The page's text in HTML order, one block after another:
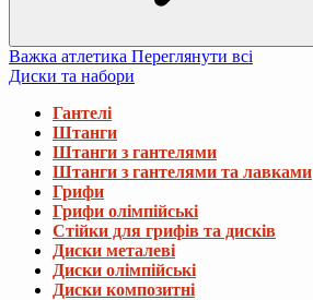
Важка атлетика Переглянути всі
Диски та набори
Гантелі
Штанги
Штанги з гантелями
Штанги з гантелями та лавками
Грифи
Грифи олімпійські
Стійки для грифів та дисків
Диски металеві
Диски олімпійські
Диски композитні